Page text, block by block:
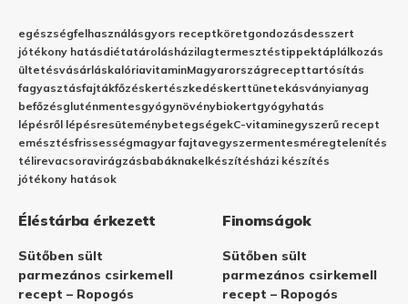
egészségfelhasználásgyors receptköretgondozásdesszert
jótékony hatásdiétatárolásházilagtermesztéstippektáplálkozás
ültetésvásárláskalóriavitaminMagyarországrecepttartósítás
fagyasztásfajtákfőzéskertészkedéskerttünetekásványianyag
befőzésgluténmentesgyógynövénybiokertgyógyhatás
lépésről lépésresüteménybetegségekC-vitaminegyszerű recept
emésztésfrissességmagyar fajtavegyszermentesméregtelenítés
télirevacsoravirágzásbabáknakelkészítésházi készítés
jótékony hatások
Éléstárba érkezett
Sütőben sült
parmezános csirkemell
recept – Ropogós
Finomságok
Sütőben sült
parmezános csirkemell
recept – Ropogós